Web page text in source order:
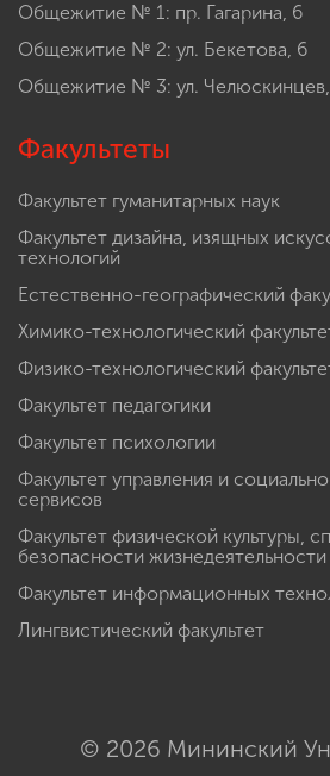
Общежитие № 1: пр. Гагарина, 6
Общежитие № 2: ул. Бекетова, 6
Общежитие № 3: ул. Челюскинцев,
Факультеты
Факультет гуманитарных наук
Факультет дизайна, изящных
технологий
Естественно-географический
Химико-технологический
Физико-технологический
Факультет педагогики
Факультет психологии
Факультет управления и
сервисов
Факультет физической культуры,
безопасности жизнедеятельности
Факультет информационных
Лингвистический факультет
© 2026 Мининский